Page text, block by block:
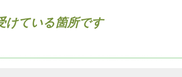
けている箇所です